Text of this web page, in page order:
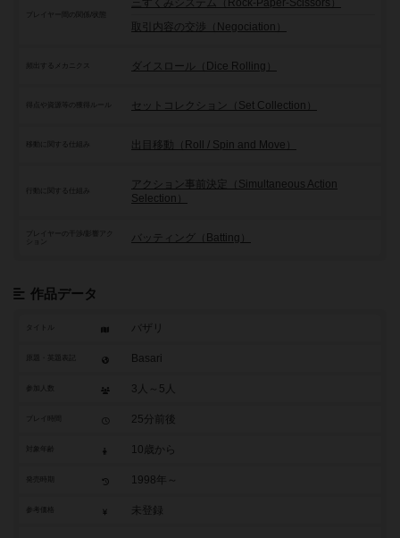
プレイヤー間の関係/状態
三すくみシステム（Rock-Paper-Scissors）
取引内容の交渉（Negociation）
頻出するメカニクス ダイスロール（Dice Rolling）
セットコレクション（Set Collection）
移動に関する仕組み 出目移動（Roll / Spin and Move）
行動に関する仕組み
アクション事前決定（Simultaneous Action
Selection）
プレイヤーの干渉/影響アク
バッティング（Batting）
作品データ
タイトル バザリ
Basari
参加人数 3人～5人
25分前後
10歳から
1998年～
参考価格 未登録